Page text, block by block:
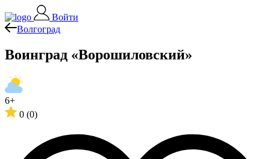
Войти
Волгоград
Воинград «Ворошиловский»
6+
0 (0)